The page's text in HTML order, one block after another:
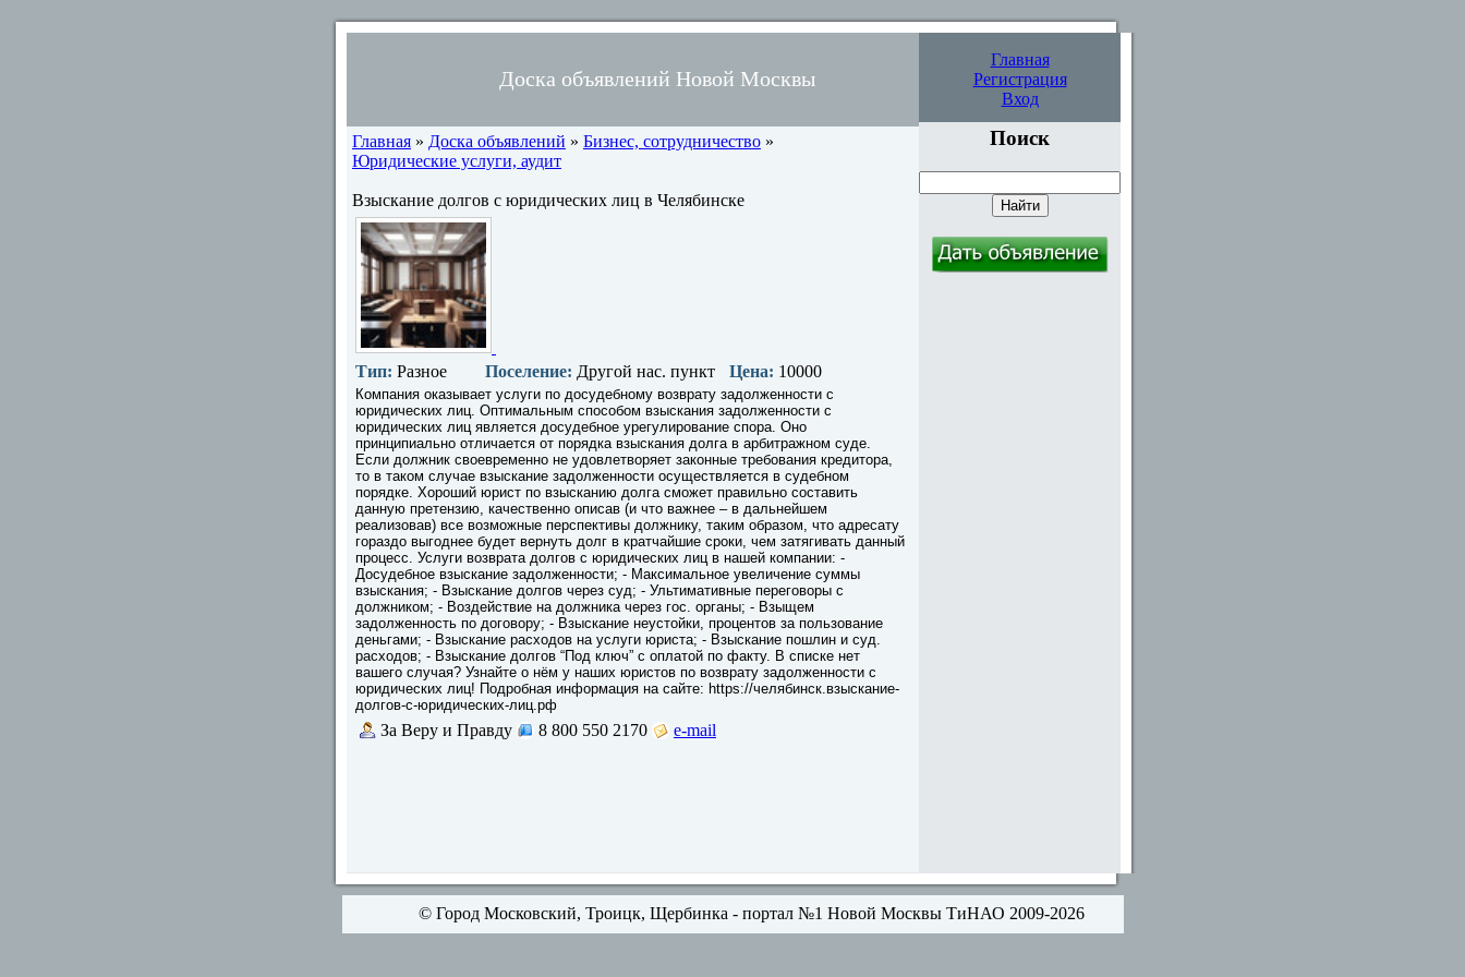
Доска объявлений Новой Москвы
Главная
Регистрация
Вход
Главная » Доска объявлений » Бизнес, сотрудничество »
Юридические услуги, аудит
Взыскание долгов с юридических лиц в Челябинске
Тип: Разное Поселение: Другой нас. пункт Цена: 10000
Компания оказывает услуги по досудебному возврату задолженности с
юридических лиц. Оптимальным способом взыскания задолженности с
юридических лиц является досудебное урегулирование спора. Оно
принципиально отличается от порядка взыскания долга в арбитражном суде.
Если должник своевременно не удовлетворяет законные требования кредитора,
то в таком случае взыскание задолженности осуществляется в судебном
порядке. Хороший юрист по взысканию долга сможет правильно составить
данную претензию, качественно описав (и что важнее – в дальнейшем
реализовав) все возможные перспективы должнику, таким образом, что адресату
гораздо выгоднее будет вернуть долг в кратчайшие сроки, чем затягивать данный
процесс. Услуги возврата долгов с юридических лиц в нашей компании: -
Досудебное взыскание задолженности; - Максимальное увеличение суммы
взыскания; - Взыскание долгов через суд; - Ультимативные переговоры с
должником; - Воздействие на должника через гос. органы; - Взыщем
задолженность по договору; - Взыскание неустойки, процентов за пользование
деньгами; - Взыскание расходов на услуги юриста; - Взыскание пошлин и суд.
расходов; - Взыскание долгов “Под ключ” с оплатой по факту. В списке нет
вашего случая? Узнайте о нём у наших юристов по возврату задолженности с
юридических лиц! Подробная информация на сайте: https://челябинск.взыскание-
долгов-с-юридических-лиц.рф
За Веру и Правду 8 800 550 2170 e-mail
Поиск
© Город Московский, Троицк, Щербинка - портал №1 Новой Москвы ТиНАО 2009-2026